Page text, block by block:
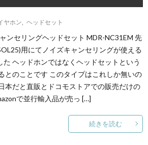
ヤホン ヘッドセット
ンセリングヘッドセット MDR-NC31EM 先
用にてノイズキャンセリングが使える
た ヘッドホンではなくヘッドセットという
とのことです このタイプはこれしか無いの
本だと直販とドコモストアでの販売だけの
で並行輸入品が売っ […]
続きを読む